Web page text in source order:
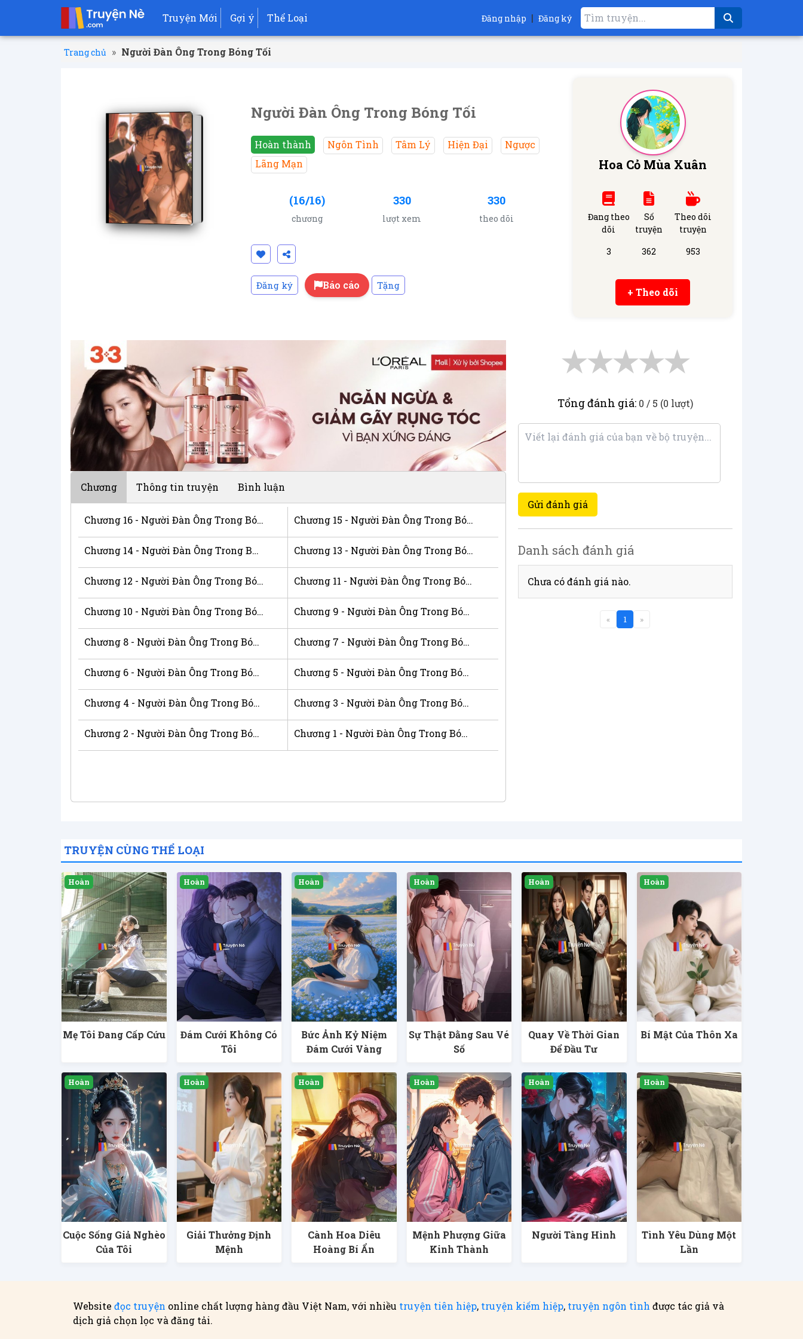
Truyện Mới Gợi ý Thể Loại Đăng nhập | Đăng ký
Trang chủ » Người Đàn Ông Trong Bóng Tối
Người Đàn Ông Trong Bóng Tối
Hoàn thành Ngôn Tình Tâm Lý Hiện Đại
Ngược
Lãng Mạn
(16/16)
chương
330
lượt xem
330
theo dõi
Đăng ký Báo cáo Tặng
Hoa Cỏ Mùa Xuân
Đang theo
dõi
3
Số
truyện
362
Theo dõi
truyện
953
+ Theo dõi
Chương Thông tin truyện Bình luận
Chương 16 - Người Đàn Ông Trong Bóng Tối Chương 15 - Người Đàn Ông Trong Bóng Tối
Chương 14 - Người Đàn Ông Trong Bóng Tối Chương 13 - Người Đàn Ông Trong Bóng Tối
Chương 12 - Người Đàn Ông Trong Bóng Tối Chương 11 - Người Đàn Ông Trong Bóng Tối
Chương 10 - Người Đàn Ông Trong Bóng Tối Chương 9 - Người Đàn Ông Trong Bóng Tối
Chương 8 - Người Đàn Ông Trong Bóng Tối Chương 7 - Người Đàn Ông Trong Bóng Tối
Chương 6 - Người Đàn Ông Trong Bóng Tối Chương 5 - Người Đàn Ông Trong Bóng Tối
Chương 4 - Người Đàn Ông Trong Bóng Tối Chương 3 - Người Đàn Ông Trong Bóng Tối
Chương 2 - Người Đàn Ông Trong Bóng Tối Chương 1 - Người Đàn Ông Trong Bóng Tối
★
★
★
★
★
Tổng đánh giá: 0 / 5 (0 lượt)
Gửi đánh giá
Danh sách đánh giá
Chưa có đánh giá nào.
« 1 »
TRUYỆN CÙNG THỂ LOẠI
Mẹ Tôi Đang Cấp Cứu
Đám Cưới Không Có
Tôi
Bức Ảnh Kỷ Niệm
Đám Cưới Vàng
Sự Thật Đằng Sau Vé
Số
Quay Về Thời Gian
Để Đầu Tư
Bí Mật Của Thôn Xa
Cuộc Sống Giả Nghèo
Của Tôi
Giải Thưởng Định
Mệnh
Cành Hoa Diêu
Hoàng Bí Ẩn
Mệnh Phượng Giữa
Kinh Thành
Người Tàng Hình
Tình Yêu Dùng Một
Lần
Website đọc truyện online chất lượng hàng đầu Việt Nam, với nhiều truyện tiên hiệp, truyện kiếm hiệp, truyện ngôn tình được tác giả và
dịch giả chọn lọc và đăng tải.